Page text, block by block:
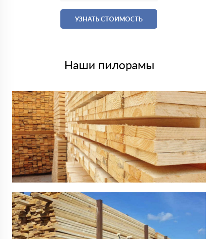
УЗНАТЬ СТОИМОСТЬ
Наши пилорамы